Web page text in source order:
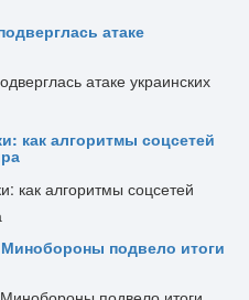
атаке
как алгоритмы соцсетей
подвело итоги